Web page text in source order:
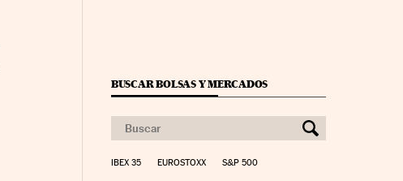
BUSCAR BOLSAS Y MERCADOS
IBEX 35 EUROSTOXX S&P 500